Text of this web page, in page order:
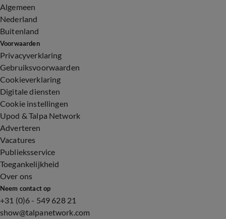
Algemeen
Nederland
Buitenland
Voorwaarden
Privacyverklaring
Gebruiksvoorwaarden
Cookieverklaring
Digitale diensten
Cookie instellingen
Upod & Talpa Network
Adverteren
Vacatures
Publieksservice
Toegankelijkheid
Over ons
Neem contact op
+31 (0)6 - 549 628 21
show@talpanetwork.com